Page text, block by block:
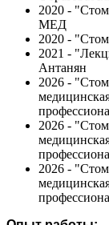
2020 -
МЕД
2020 -
2021 -
Антанян
2026 -
2026 -
2026 -